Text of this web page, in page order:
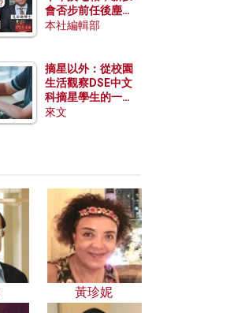
會否步前任後塵？
脫歐後英國經濟為
本社編輯部
摘星以外：從校園
生活觀察DSE中文
科摘星學生的一點
特質
來文
黃珍妮